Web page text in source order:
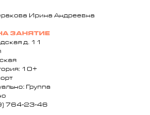
Ирина Андреевна
ЗАНЯТИЕ
д. 11
10+
Группа
764-23-46